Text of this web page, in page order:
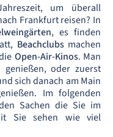
um überall
Frankfurt reisen? In
, es finden
Beachclubsmachen
Open-Air-Kinos. Man
oder zuerst
sich danach am Main
Im folgenden
Sachen die Sie im
Sie sehen wie viel